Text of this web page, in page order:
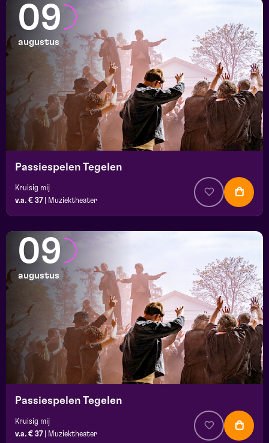
09
augustus
Passiespelen Tegelen
Kruisig mij
v.a. € 37
Muziektheater
09
augustus
Passiespelen Tegelen
Kruisig mij
v.a. € 37
Muziektheater